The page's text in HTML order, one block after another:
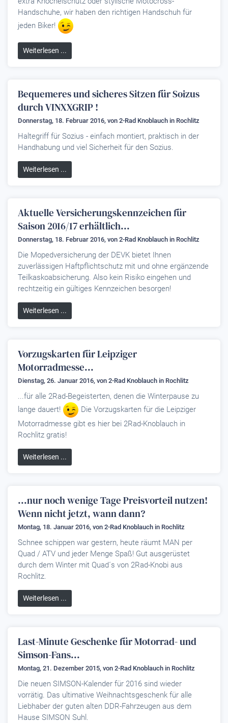
Handschuhe, wir haben den richtigen Handschuh für
jeden Biker!
Weiterlesen ...
Bequemeres und sicheres Sitzen für Soizus
durch VINXXGRIP !
Donnerstag, 18. Februar 2016, von 2-Rad Knoblauch in Rochlitz
Haltegriff für Sozius - einfach montiert, praktisch in der
Handhabung und viel Sicherheit für den Sozius.
Weiterlesen ...
Aktuelle Versicherungskennzeichen für
Saison 2016/17 erhältlich...
Donnerstag, 18. Februar 2016, von 2-Rad Knoblauch in Rochlitz
Die Mopedversicherung der DEVK bietet Ihnen
zuverlässigen Haftpflichtschutz mit und ohne ergänzende
Teilkaskoabsicherung. Also kein Risiko eingehen und
rechtzeitig ein gültiges Kennzeichen besorgen!
Weiterlesen ...
Vorzugskarten für Leipziger
Motorradmesse...
Dienstag, 26. Januar 2016, von 2-Rad Knoblauch in Rochlitz
...für alle 2Rad-Begeisterten, denen die Winterpause zu
lange dauert!
Die Vorzugskarten für die Leipziger
Motorradmesse gibt es hier bei 2Rad-Knoblauch in
Rochlitz gratis!
Weiterlesen ...
...nur noch wenige Tage Preisvorteil nutzen!
Wenn nicht jetzt, wann dann?
Montag, 18. Januar 2016, von 2-Rad Knoblauch in Rochlitz
Schnee schippen war gestern, heute räumt MAN per
Quad / ATV und jeder Menge Spaß! Gut ausgerüstet
durch dem Winter mit Quad´s von 2Rad-Knobi aus
Rochlitz.
Weiterlesen ...
Last-Minute Geschenke für Motorrad- und
Simson-Fans...
Montag, 21. Dezember 2015, von 2-Rad Knoblauch in Rochlitz
Die neuen SIMSON-Kalender für 2016 sind wieder
vorrätig. Das ultimative Weihnachtsgeschenk für alle
Liebhaber der guten alten DDR-Fahrzeugen aus dem
Hause SIMSON Suhl.